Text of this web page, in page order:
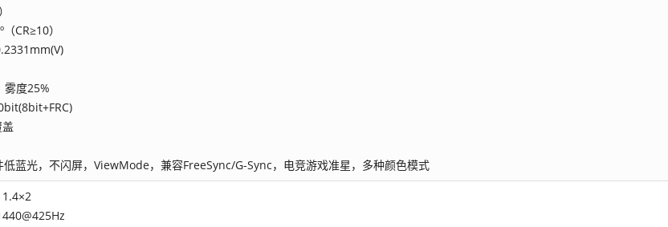
CR≥10）
雾度25%
低蓝光，不闪屏，ViewMode，兼容FreeSync/G-Sync，电竞游戏准星，多种颜色模式